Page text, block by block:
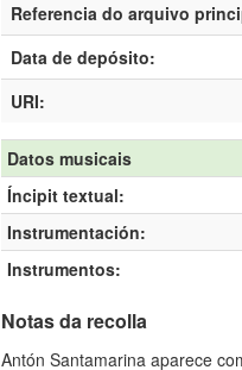
Referencia do arquivo
Data de depósito:
URI:
Datos musicais
Íncipit textual:
Instrumentación:
Instrumentos:
Notas da recolla
Antón Santamarina aparece